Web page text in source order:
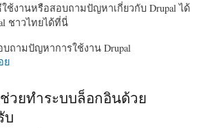
งานหรือสอบถามปัญหาเกี่ยวกับ Drupal ได้
ชาวไทยได้ที่นี่
บถามปัญหาการใช้งาน Drupal
ย
วยทำระบบล็อกอินด้วย
บ